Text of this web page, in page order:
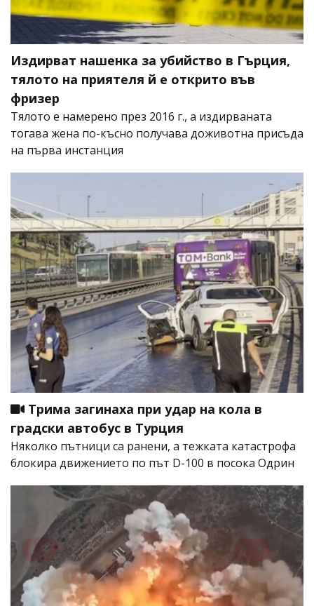
Издирват нашенка за убийство в Гърция,
тялото на приятеля й е открито във
фризер
Тялото е намерено през 2016 г., а издирваната
тогава жена по-късно получава доживотна присъда
на първа инстанция
Трима загинаха при удар на кола в
градски автобус в Турция
Няколко пътници са ранени, а тежката катастрофа
блокира движението по път D-100 в посока Одрин